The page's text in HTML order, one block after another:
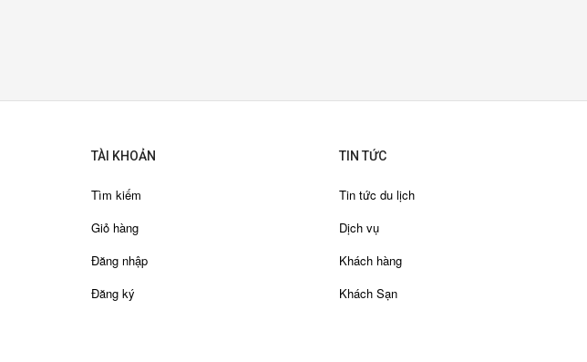
TÀI KHOẢN
Tìm kiếm
Giỏ hàng
Đăng nhập
Đăng ký
TIN TỨC
Tin tức du lịch
Dịch vụ
Khách hàng
Khách Sạn